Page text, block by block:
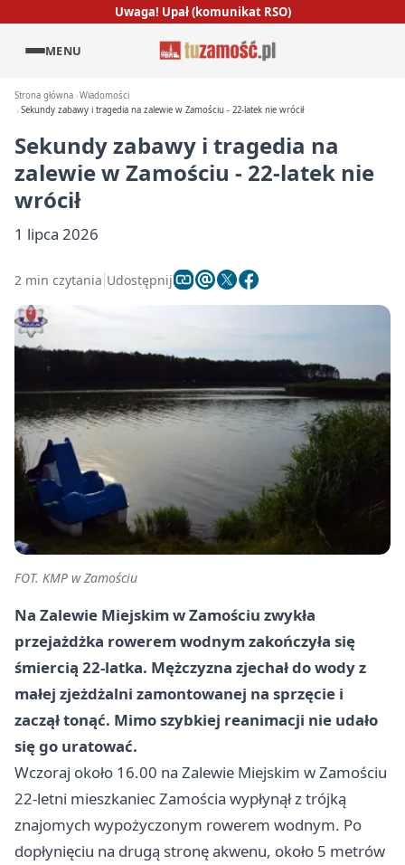
Uwaga! Upał (komunikat RSO)
MENU
Strona główna Wiadomości
Sekundy zabawy i tragedia na zalewie w Zamościu - 22-latek nie wrócił
Sekundy zabawy i tragedia na
zalewie w Zamościu - 22-latek nie
wrócił
1 lipca 2026
2 min czytania Udostępnij
FOT. KMP w Zamościu
Na Zalewie Miejskim w Zamościu zwykła
przejażdżka rowerem wodnym zakończyła się
śmiercią 22-latka. Mężczyzna zjechał do wody z
małej zjeżdżalni zamontowanej na sprzęcie i
zaczął tonąć. Mimo szybkiej reanimacji nie udało
się go uratować.
Wczoraj około 16.00 na Zalewie Miejskim w Zamościu
22-letni mieszkaniec Zamościa wypłynął z trójką
znajomych wypożyczonym rowerem wodnym. Po
dopłynięciu na drugą stronę akwenu, około 5 metrów